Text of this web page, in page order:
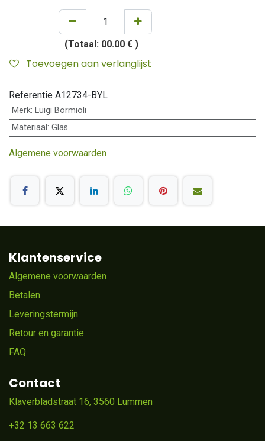
(Totaal: 00.00 € )
Toevoegen aan verlanglijst
Referentie A12734-BYL
Merk: Luigi Bormioli
Materiaal : Glas
Algemene voorwaarden
Klantenservice
Algemene voorwaarden
Betalen
Leveringstermijn
Retour en garantie
FAQ
Contact
Klaverbladstraat 16, 3560 Lummen
+32 13 663 622